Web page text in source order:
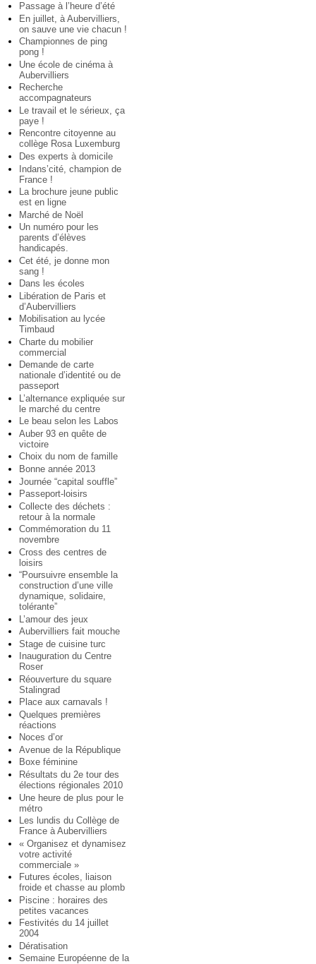
Passage à l’heure d’été
En juillet, à Aubervilliers,
on sauve une vie chacun !
Championnes de ping
pong !
Une école de cinéma à
Aubervilliers
Recherche
accompagnateurs
Le travail et le sérieux, ça
paye !
Rencontre citoyenne au
collège Rosa Luxemburg
Des experts à domicile
Indans’cité, champion de
France !
La brochure jeune public
est en ligne
Marché de Noël
Un numéro pour les
parents d’élèves
handicapés.
Cet été, je donne mon
sang !
Dans les écoles
Libération de Paris et
d’Aubervilliers
Mobilisation au lycée
Timbaud
Charte du mobilier
commercial
Demande de carte
nationale d’identité ou de
passeport
L’alternance expliquée sur
le marché du centre
Le beau selon les Labos
Auber 93 en quête de
victoire
Choix du nom de famille
Bonne année 2013
Journée “capital souffle”
Passeport-loisirs
Collecte des déchets :
retour à la normale
Commémoration du 11
novembre
Cross des centres de
loisirs
“Poursuivre ensemble la
construction d’une ville
dynamique, solidaire,
tolérante”
L’amour des jeux
Aubervilliers fait mouche
Stage de cuisine turc
Inauguration du Centre
Roser
Réouverture du square
Stalingrad
Place aux carnavals !
Quelques premières
réactions
Noces d’or
Avenue de la République
Boxe féminine
Résultats du 2e tour des
élections régionales 2010
Une heure de plus pour le
métro
Les lundis du Collège de
France à Aubervilliers
« Organisez et dynamisez
votre activité
commerciale »
Futures écoles, liaison
froide et chasse au plomb
Piscine : horaires des
petites vacances
Festivités du 14 juillet
2004
Dératisation
Semaine Européenne de la